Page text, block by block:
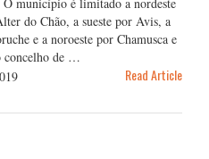
do Chão, a sueste por Avis, a
e a noroeste por Chamusca e
concelho de …
Read Article